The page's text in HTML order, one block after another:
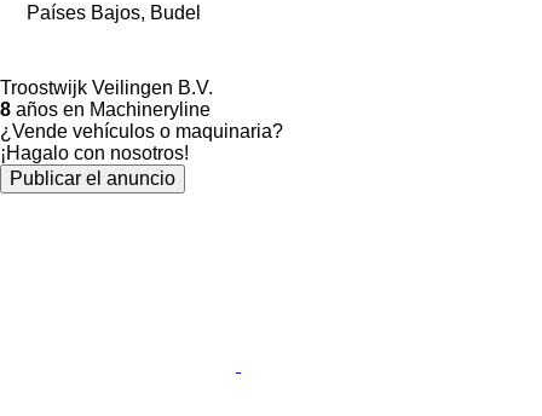
Países Bajos, Budel
Troostwijk Veilingen B.V.
8 años en Machineryline
¿Vende vehículos o maquinaria?
¡Hagalo con nosotros!
Publicar el anuncio